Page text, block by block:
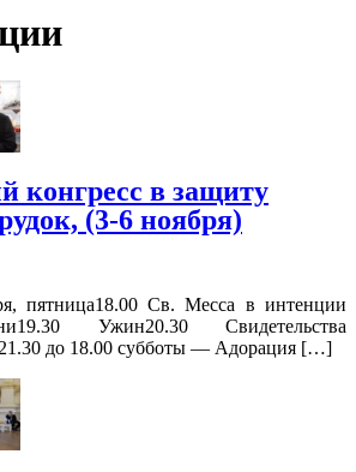
конгресс в защиту
(3-6 ноября)
пятница18.00 Св. Месса в интенции
Ужин20.30 Свидетельства
до 18.00 субботы — Адорация […]